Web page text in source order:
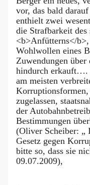
vor, das bald
enthielt zwei
die Strafbarkeit des
<b>Anfütterns</
Wohlwollen eines
Zuwendungen
hindurch erkauft….
am meisten
zugelassen,
der
Bestimmungen
(Oliver Scheiber: „
Gesetz gegen
bitte so, dass sie
09.07.2009),